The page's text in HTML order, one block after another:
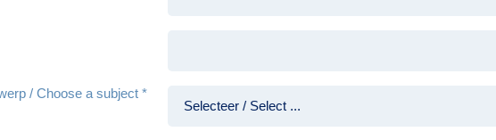
/ Choose a subject *